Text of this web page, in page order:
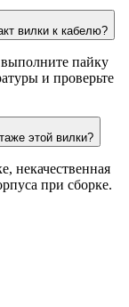
вилки к кабелю?
выполните пайку
и проверьте
этой вилки?
некачественная
при сборке.